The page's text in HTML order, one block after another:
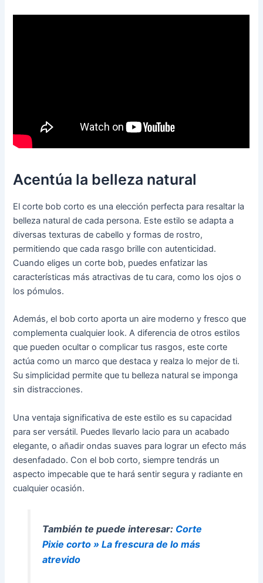
Acentúa la belleza natural
El corte bob corto es una elección perfecta para resaltar la
belleza natural de cada persona. Este estilo se adapta a
diversas texturas de cabello y formas de rostro,
permitiendo que cada rasgo brille con autenticidad.
Cuando eliges un corte bob, puedes enfatizar las
características más atractivas de tu cara, como los ojos o
los pómulos.
Además, el bob corto aporta un aire moderno y fresco que
complementa cualquier look. A diferencia de otros estilos
que pueden ocultar o complicar tus rasgos, este corte
actúa como un marco que destaca y realza lo mejor de ti.
Su simplicidad permite que tu belleza natural se imponga
sin distracciones.
Una ventaja significativa de este estilo es su capacidad
para ser versátil. Puedes llevarlo lacio para un acabado
elegante, o añadir ondas suaves para lograr un efecto más
desenfadado. Con el bob corto, siempre tendrás un
aspecto impecable que te hará sentir segura y radiante en
cualquier ocasión.
También te puede interesar: Corte
Pixie corto » La frescura de lo más
atrevido